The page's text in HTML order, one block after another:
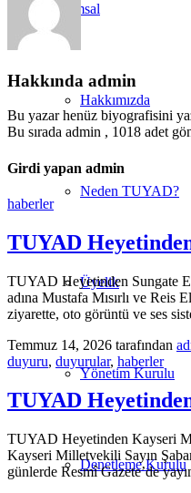
Kurumsal
Hakkımızda
Neden TUYAD?
Üyelik
Yönetim Kurulu
Denetleme Kurulu
Hakkında admin
Bu yazar henüz biyografisini
Bu sırada admin , 1018 adet
Girdi yapan admin
haberler
TUYAD
TUYAD Heyetinden Sungate
adına Mustafa Mısırlı ve
ziyarette, oto görüntü ve ses
Temmuz 14, 2026 tarafından
duyuru, duyurular, haberler
TUYAD
TUYAD Heyetinden Kayseri
Kayseri Milletvekili Sayın
günlerde Resmî Gazete’de